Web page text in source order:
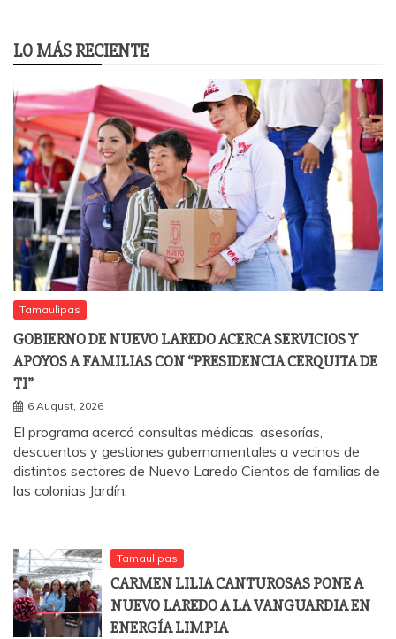
LO MÁS RECIENTE
Tamaulipas
GOBIERNO DE NUEVO LAREDO ACERCA SERVICIOS Y
APOYOS A FAMILIAS CON “PRESIDENCIA CERQUITA DE
TI”
6 August, 2026
El programa acercó consultas médicas, asesorías,
descuentos y gestiones gubernamentales a vecinos de
distintos sectores de Nuevo Laredo Cientos de familias de
las colonias Jardín,
Tamaulipas
CARMEN LILIA CANTUROSAS PONE A
NUEVO LAREDO A LA VANGUARDIA EN
ENERGÍA LIMPIA